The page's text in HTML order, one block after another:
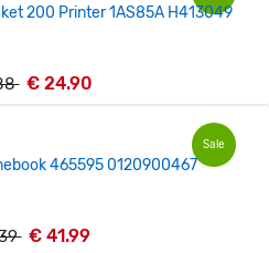
200 Printer 1AS85A H413049
€ 24.90
Sale
465595 0120900467
€ 41.99